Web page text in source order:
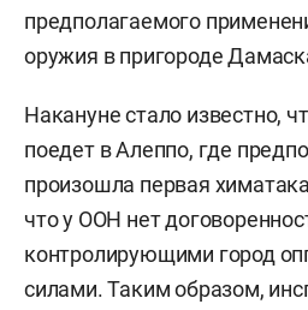
предполагаемого
оружия в пригороде
Накануне стало известно,
поедет в Алеппо, где
произошла первая
что у ООН нет
контролирующими город
силами. Таким образом,